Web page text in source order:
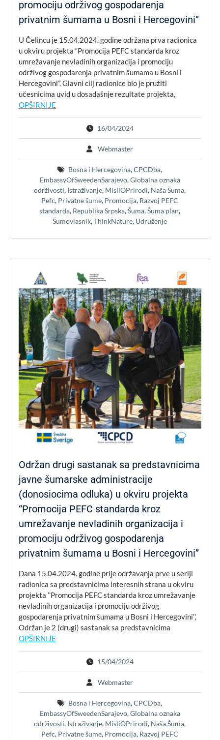
promociju održivog gospodarenja
privatnim šumama u Bosni i Hercegovini”
U Čelincu je 15.04.2024. godine održana prva radionica
u okviru projekta “Promocija PEFC standarda kroz
umrežavanje nevladinih organizacija i promociju
održivog gospodarenja privatnim šumama u Bosni i
Hercegovini”. Glavni cilj radionice bio je pružiti
učesnicima uvid u dosadašnje rezultate projekta,
OPŠIRNIJE
16/04/2024
Webmaster
Bosna i Hercegovina,CPCDba,
EmbassyOfSweedenSarajevo,Globalna oznaka
održivosti, Istraživanje, MisliOPrirodi, Naša Šuma,
Pefc, Privatne šume, Promocija, Razvoj PEFC
standarda, Republika Srpska,Šuma,Šuma plan,
Šumovlasnik,ThinkNature, Udruženje
Održan drugi sastanak sa predstavnicima
javne šumarske administracije
(donosiocima odluka) u okviru projekta
“Promocija PEFC standarda kroz
umrežavanje nevladinih organizacija i
promociju održivog gospodarenja
privatnim šumama u Bosni i Hercegovini”
Dana 15.04.2024. godine prije održavanja prve u seriji
radionica sa predstavnicima interesnih strana u okviru
projekta ’’Promocija PEFC standarda kroz umrežavanje
nevladinih organizacija i promociju održivog
gospodarenja privatnim šumama u Bosni i Hercegovini’’,
Održan je 2 (drugi) sastanak sa predstavnicima
OPŠIRNIJE
15/04/2024
Webmaster
Bosna i Hercegovina,CPCDba,
EmbassyOfSweedenSarajevo,Globalna oznaka
održivosti, Istraživanje, MisliOPrirodi, Naša Šuma,
Pefc, Privatne šume, Promocija, Razvoj PEFC